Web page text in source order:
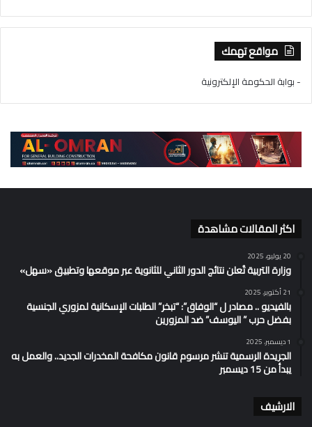
مواقع تهمك
- بوابة الحكومة الإلكترونية
اكثر المقالات مشاهدة
20 يوليو، 2025
وزارة التربية تُعلن نتائج الدور الثاني للثانوية عبر موقعها وتطبيق «سهل»
21 أكتوبر، 2025
بالفيديو .. مصادر ل “الوفاق”: “تبخر” الطلبات الإسكانية لمزوري الجنسية
بفضل حرب ” اليوسف” ضد المزورين
1 ديسمبر، 2025
الجريدة الرسمية تنشر مرسوم قانون مكافحة المخدرات الجديد.. والعمل به
يبدأ من 15 ديسمبر
الارشيف